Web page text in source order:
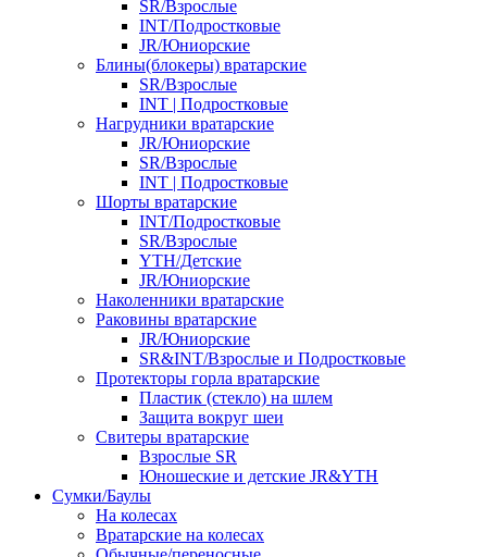
SR/Взрослые
INT/Подростковые
JR/Юниорские
Блины(блокеры) вратарские
SR/Взрослые
INT | Подростковые
Нагрудники вратарские
JR/Юниорские
SR/Взрослые
INT | Подростковые
Шорты вратарские
INT/Подростковые
SR/Взрослые
YTH/Детские
JR/Юниорские
Наколенники вратарские
Раковины вратарские
JR/Юниорские
SR&INT/Взрослые и Подростковые
Протекторы горла вратарские
Пластик (стекло) на шлем
Защита вокруг шеи
Свитеры вратарские
Взрослые SR
Юношеские и детские JR&YTH
Сумки/Баулы
На колесах
Вратарские на колесах